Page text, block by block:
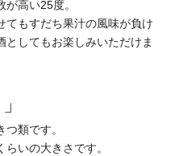
高い25度。
てもすだち果汁の風味が負け
としてもお楽しみいただけま
類です。
いの大きさです。